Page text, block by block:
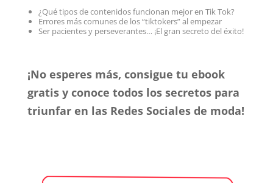
¿Qué tipos de contenidos funcionan mejor en Tik Tok?
Errores más comunes de los “tiktokers” al empezar
Ser pacientes y perseverantes… ¡El gran secreto del éxito!
¡No esperes más, consigue tu ebook
gratis y conoce todos los secretos para
triunfar en las Redes Sociales de moda!